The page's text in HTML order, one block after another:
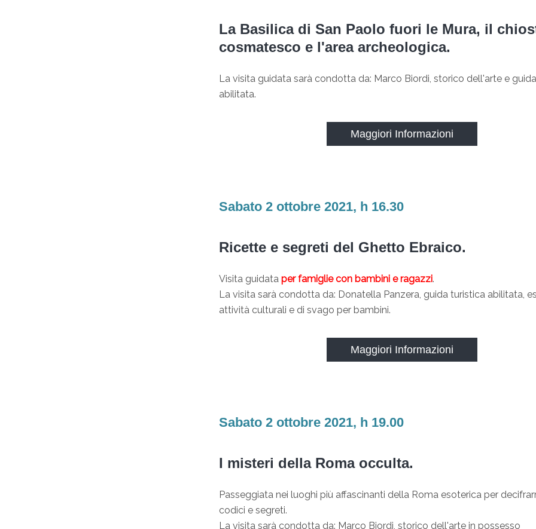
La Basilica di San Paolo fuori le Mura, il
cosmatesco e l'area archeologica.
La visita guidata sarà condotta da: Marco Biordi, storico dell'arte e
abilitata.
Maggiori Informazioni
Sabato 2 ottobre 2021, h 16.30
Ricette e segreti del Ghetto Ebraico.
Visita guidata per famiglie con bambini e ragazzi.
La visita sarà condotta da: Donatella Panzera, guida turistica abilitata,
attività culturali e di svago per bambini.
Maggiori Informazioni
Sabato 2 ottobre 2021, h 19.00
I misteri della Roma occulta.
Passeggiata nei luoghi più affascinanti della Roma esoterica per
codici e segreti.
La visita sarà condotta da: Marco Biordi, storico dell'arte in possesso